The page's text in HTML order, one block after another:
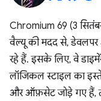
Chromium 69 (3
वैल्यू की मदद से,
रहे हैं. इसके लिए, वे
लॉजिकल स्टाइल का
और ऑफ़सेट जोड़े गए हैं,